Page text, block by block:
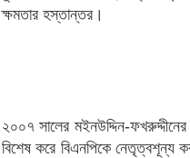
ক্ষমতার হস্তান্তর।
​২০০৭ সালের মইনউদ্দিন-
বিশেষ করে বিএনপিকে নেতৃত্বশূন্য